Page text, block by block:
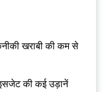
खराबी की कम से
की कई उड़ानें